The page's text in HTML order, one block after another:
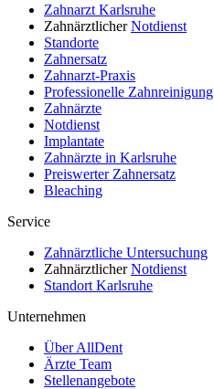
Zahnarzt Karlsruhe
ZahnärztlicherNotdienst
Standorte
Zahnersatz
Zahnarzt-Praxis
Professionelle Zahnreinigung
Zahnärzte
Notdienst
Implantate
Zahnärzte in Karlsruhe
Preiswerter Zahnersatz
Bleaching
Service
Zahnärztliche Untersuchung
ZahnärztlicherNotdienst
Standort Karlsruhe
Unternehmen
Über AllDent
Ärzte Team
Stellenangebote